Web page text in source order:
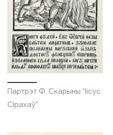
Партрэт Ф. Скарыны “Іісус
Сірахаў”